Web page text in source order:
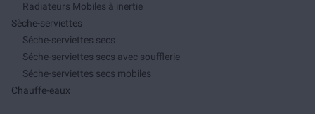
Radiateurs Mobiles à inertie
Sèche-serviettes
Séche-serviettes secs
Séche-serviettes secs avec soufflerie
Séche-serviettes secs mobiles
Chauffe-eaux